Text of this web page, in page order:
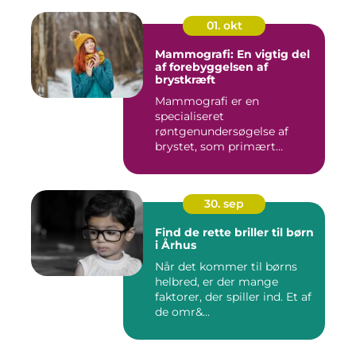
01. okt
Mammografi: En vigtig del
af forebyggelsen af
brystkræft
Mammografi er en
specialiseret
røntgenundersøgelse af
brystet, som primært
30. sep
Find de rette briller til børn
i Århus
Når det kommer til børns
helbred, er der mange
faktorer, der spiller ind. Et af
de omr&...